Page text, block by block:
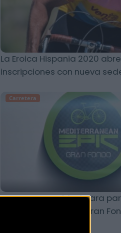
La Eroica Hispania 2020 abre
inscripciones con nueva
Carretera
Nueva oportunidad para
Mediterranean Epic Gran